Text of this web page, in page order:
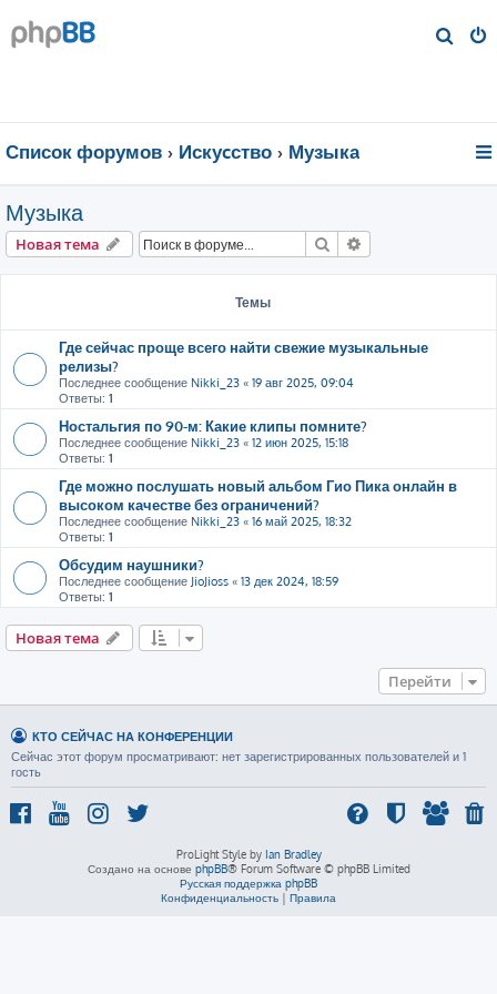
Список форумов Искуcство Музыка
Музыка
Новая тема Поиск
Темы
Где сейчас проще всего найти свежие музыкальные
релизы?
Последнее сообщение Nikki_23 « 19 авг 2025, 09:04
Ответы: 1
Ностальгия по 90-м: Какие клипы помните?
Последнее сообщение Nikki_23 « 12 июн 2025, 15:18
Ответы: 1
Где можно послушать новый альбом Гио Пика онлайн в
высоком качестве без ограничений?
Последнее сообщение Nikki_23 « 16 май 2025, 18:32
Ответы: 1
Обсудим наушники?
Последнее сообщение JioJioss « 13 дек 2024, 18:59
Ответы: 1
Новая тема
Перейти
КТО СЕЙЧАС НА КОНФЕРЕНЦИИ
Сейчас этот форум просматривают: нет зарегистрированных пользователей и 1
гость
ProLight Style by Ian Bradley
Создано на основе phpBB® Forum Software © phpBB Limited
Русская поддержка phpBB
Конфиденциальность | Правила